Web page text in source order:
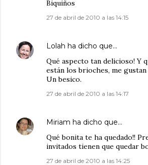
Biquiños
27 de abril de 2010 a las 14:15
Lolah ha dicho que…
Qué aspecto tan delicioso! Y
están los brioches, me
Un besico.
27 de abril de 2010 a las 14:17
Miriam ha dicho que…
Qué bonita te ha quedado!!
invitados tienen que quedar
27 de abril de 2010 a las 14:25